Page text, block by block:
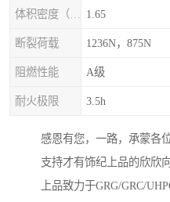
1.65
断裂荷载 1236N，875N
阻燃性能 A级
耐火极限 3.5h
感恩有您，一路，承蒙各
支持才有饰纪上品的欣欣
上品致力于GRG/GRC/